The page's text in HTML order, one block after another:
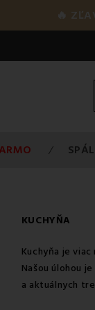
🔥
KUCHYŇA
Kuchyňa je
Našou úlohou
a aktuálnych